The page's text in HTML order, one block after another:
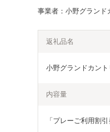
事業者：小野グランド
返礼品名
小野グランドカン
内容量
「プレーご利用割